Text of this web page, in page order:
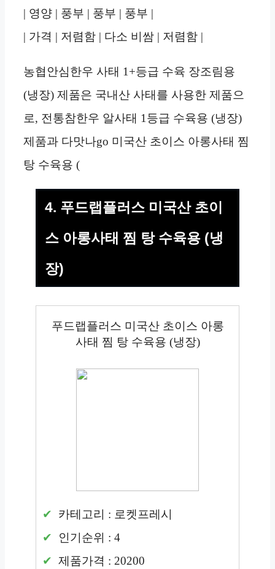
| 영양 | 풍부 | 풍부 | 풍부 |
| 가격 | 저렴함 | 다소 비쌈 | 저렴함 |
농협안심한우 사태 1+등급 수육 장조림용
(냉장) 제품은 국내산 사태를 사용한 제품으
로, 전통참한우 알사태 1등급 수육용 (냉장)
제품과 다맛나go 미국산 초이스 아롱사태 찜
탕 수육용 (
4. 푸드랩플러스 미국산 초이
스 아롱사태 찜 탕 수육용 (냉
장)
푸드랩플러스 미국산 초이스 아롱
사태 찜 탕 수육용 (냉장)
카테고리 : 로켓프레시
인기순위 : 4
제품가격 : 20200